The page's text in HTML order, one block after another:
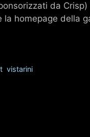
da
homepage della
,vistarini